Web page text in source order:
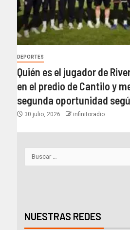
DEPORTES
Quién es el jugador de
en el predio de Cantilo y
segunda oportunidad
30 julio, 2026 infinitoradio
NUESTRAS REDES